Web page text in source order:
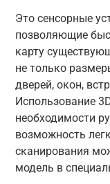
Это сенсорные
позволяющие
карту
не только
дверей, окон,
Использование
необходимости
возможность
сканирования
модель в